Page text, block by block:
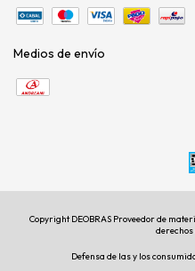
Medios de envío
Copyright DEOBRAS Proveedor de
Defensa de las y los